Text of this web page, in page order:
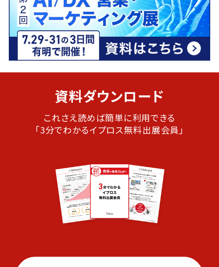
資料ダウンロード
これさえ読めば簡単に利用できる
「3分でわかるイプロス無料出展会員」